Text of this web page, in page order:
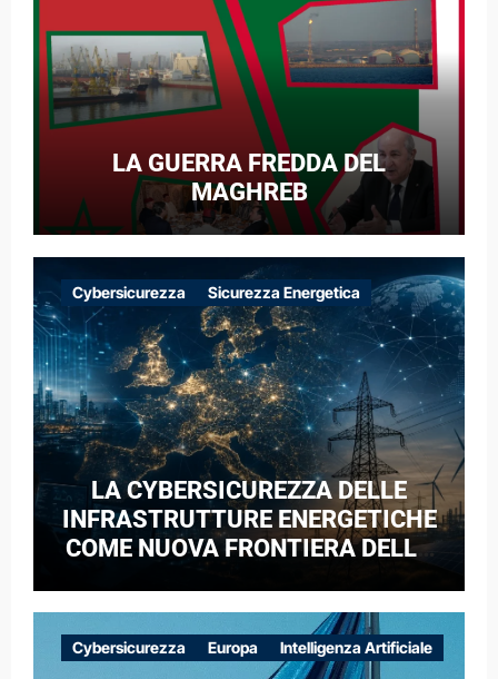
LA GUERRA FREDDA DEL
MAGHREB
Cybersicurezza Sicurezza Energetica
LA CYBERSICUREZZA DELLE
INFRASTRUTTURE ENERGETICHE
COME NUOVA FRONTIERA DELLA
CASO DELLE RETI ELETTRICHE
EUROPEE NEL CONTESTO DELLA
GUERRA IBRIDA
Cybersicurezza Europa Intelligenza Artificiale